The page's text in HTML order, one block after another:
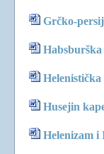
Grčko-
Husejin
Helenizam i